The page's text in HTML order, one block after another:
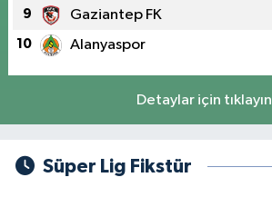
9 Gaziantep FK
10 Alanyaspor
Detaylar için tıklayın
Süper Lig Fikstür